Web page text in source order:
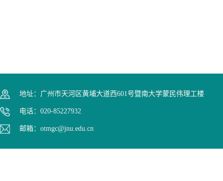
地址：广州市天河区黄埔大道西601号暨南大学蒙民伟理工楼
电话：020-85227932
邮箱：otmgc@jnu.edu.cn